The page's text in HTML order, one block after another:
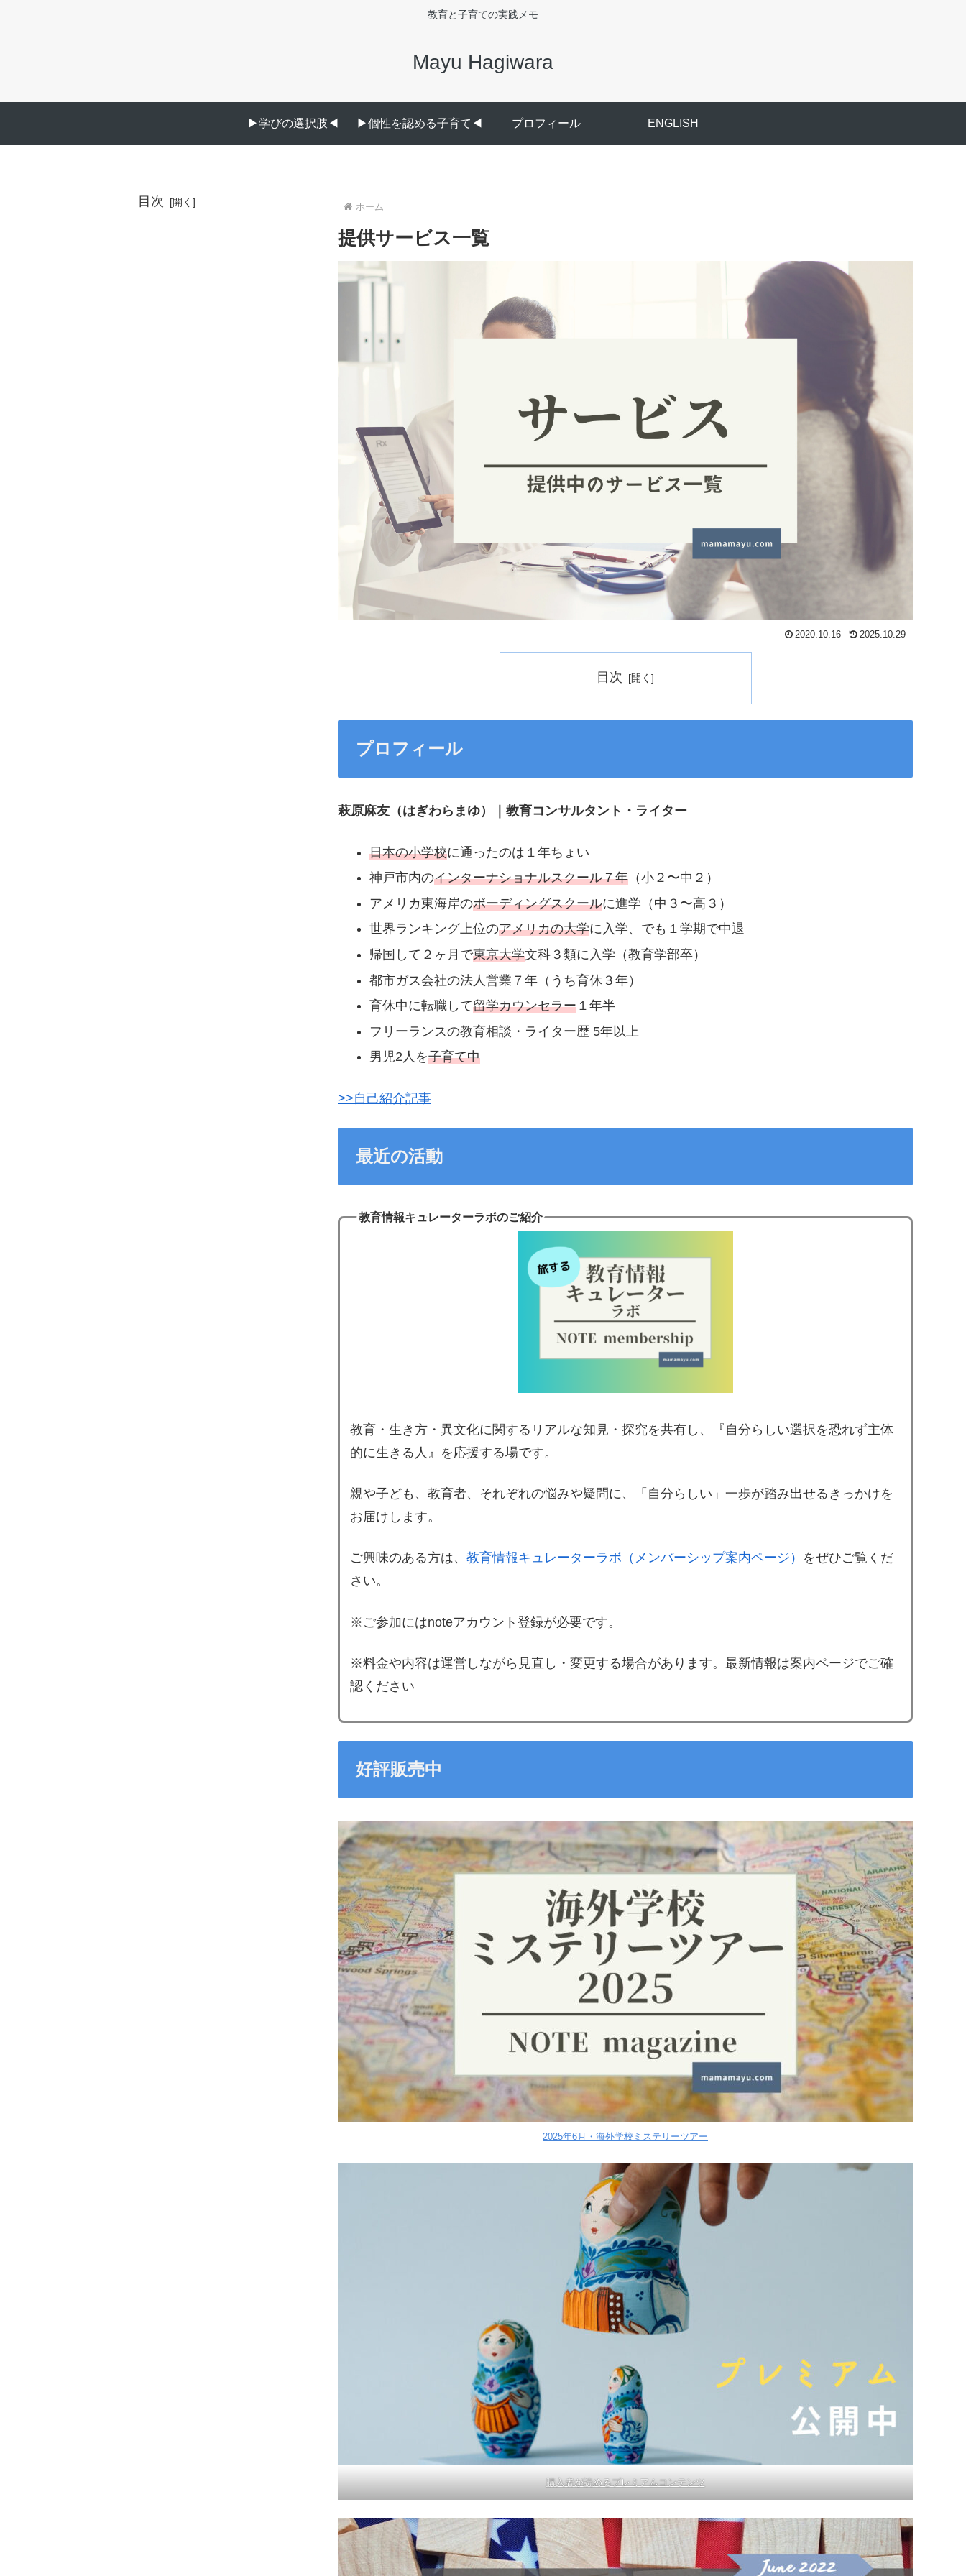
教育と子育ての実践メモ
Mayu Hagiwara
▶︎学びの選択肢◀︎ ▶︎個性を認める子育て◀︎ プロフィール ENGLISH
ホーム
提供サービス一覧
2020.10.16 2025.10.29
目次
プロフィール
萩原麻友（はぎわらまゆ）｜教育コンサルタント・ライター
日本の小学校に通ったのは１年ちょい
神戸市内のインターナショナルスクール７年（小２〜中２）
アメリカ東海岸のボーディングスクールに進学（中３〜高３）
世界ランキング上位のアメリカの大学に入学、でも１学期で中退
帰国して２ヶ月で東京大学文科３類に入学（教育学部卒）
都市ガス会社の法人営業７年（うち育休３年）
育休中に転職して留学カウンセラー１年半
フリーランスの教育相談・ライター歴 5年以上
男児2人を子育て中
>>自己紹介記事
最近の活動
教育情報キュレーターラボのご紹介
教育・生き方・異文化に関するリアルな知見・探究を共有し、『自分らしい選択を恐れず主体
的に生きる人』を応援する場です。
親や子ども、教育者、それぞれの悩みや疑問に、「自分らしい」一歩が踏み出せるきっかけを
お届けします。
ご興味のある方は、教育情報キュレーターラボ（メンバーシップ案内ページ） をぜひご覧くだ
さい。
※ご参加にはnoteアカウント登録が必要です。
※料金や内容は運営しながら見直し・変更する場合があります。最新情報は案内ページでご確
認ください
好評販売中
2025年6月・海外学校ミステリーツアー
購入者が読めるプレミアムコンテンツ
目次